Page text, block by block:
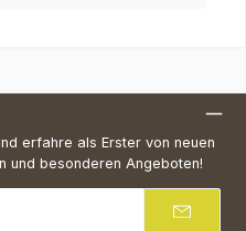
erfahre als Erster von neuen
und besonderen Angeboten!